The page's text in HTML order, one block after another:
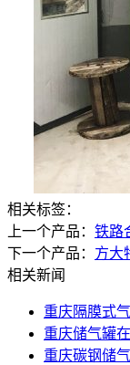
相关标签：
上一个产品： 铁路
下一个产品： 方大
相关新闻
重庆隔膜式
重庆储气罐
重庆碳钢储